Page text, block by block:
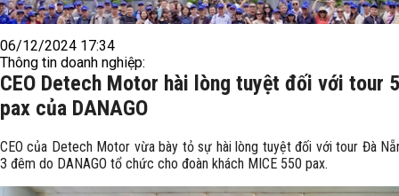
06/12/2024 17:34
Thông tin doanh nghiệp:
CEO Detech Motor hài lòng tuyệt đối với tour
pax của DANAGO
CEO của Detech Motor vừa bày tỏ sự hài lòng tuyệt đối với tour Đà
3 đêm do DANAGO tổ chức cho đoàn khách MICE 550 pax.